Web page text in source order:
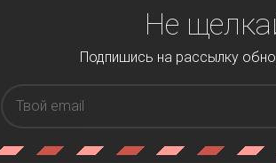
Не
Подпишись на рассылку